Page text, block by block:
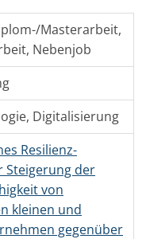
Masterarbeit,
Nebenjob
, Digitalisierung
Resilienz-
Steigerung der
von
kleinen und
gegenüber